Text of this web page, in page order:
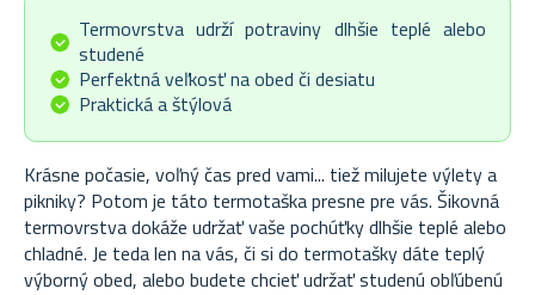
Termovrstva udrží potraviny dlhšie teplé alebo
studené
Perfektná veľkosť na obed či desiatu
Praktická a štýlová
Krásne počasie, voľný čas pred vami... tiež milujete výlety a
pikniky? Potom je táto termotaška presne pre vás. Šikovná
termovrstva dokáže udržať vaše pochúťky dlhšie teplé alebo
chladné. Je teda len na vás, či si do termotašky dáte teplý
výborný obed, alebo budete chcieť udržať studenú obľúbenú